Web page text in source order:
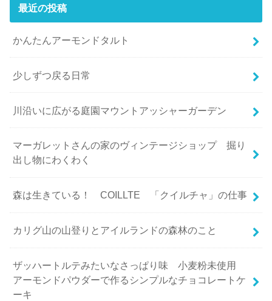
最近の投稿
かんたんアーモンドタルト
少しずつ戻る日常
川沿いに広がる庭園マウントアッシャーガーデン
マーガレットさんの家のヴィンテージショップ 掘り
出し物にわくわく
森は生きている！ COILLTE 「クイルチャ」の仕事
カリグ山の山登りとアイルランドの森林のこと
ザッハートルテみたいなさっぱり味 小麦粉未使用
アーモンドパウダーで作るシンプルなチョコレートケ
ーキ